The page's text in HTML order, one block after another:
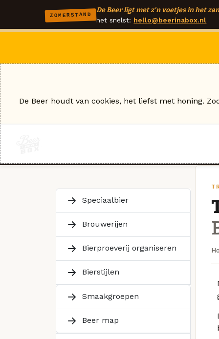
ZOMERSTAND
De Beer ligt met z'n voetjes in het
het snelst: hello@beerinabox.nl
Speciaalbier
Brouwerijen
Bierproeverij organiseren
Bierstijlen
Smaakgroepen
Beer map
De Beer houdt van cookies, het liefst met honing.